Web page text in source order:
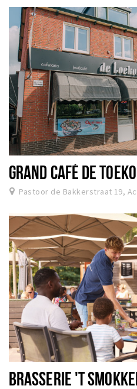
GRAND CAFÉ DE
Pastoor de Bakkerstraat 19,
BRASSERIE 'T